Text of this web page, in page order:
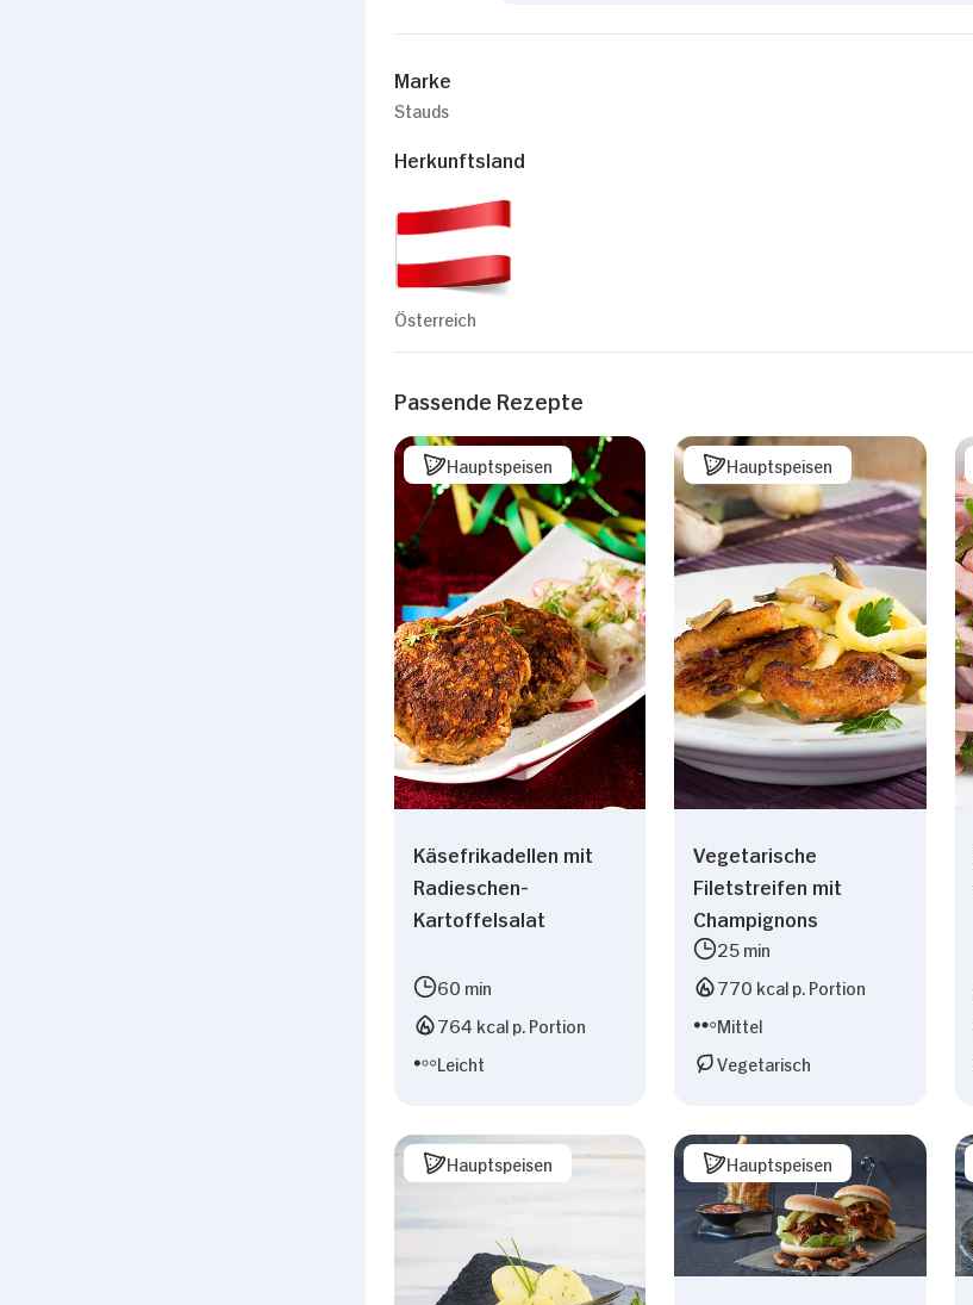
Marke
Stauds
Herkunftsland
Österreich
Passende Rezepte
Hauptspeisen
Käsefrikadellen mit
Radieschen-
Kartoffelsalat
60 min
764 kcal p. Portion
Leicht
Hauptspeisen
Vegetarische
Filetstreifen mit
Champignons
25 min
770 kcal p. Portion
Mittel
Vegetarisch
Hauptspeisen Hauptspeisen